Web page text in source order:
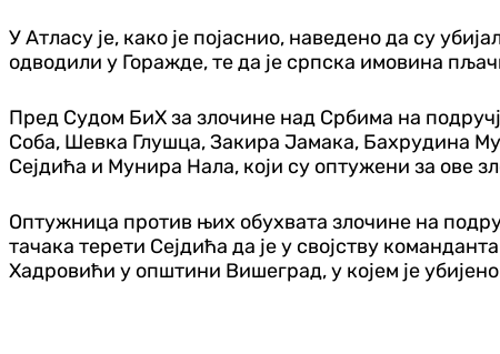
У Атласу је, како је појаснио, наведено да су
одводили у Горажде, те да је српска имовина
Пред Судом БиХ за злочине над Србима на
Соба, Шевка Глушца, Закира Јамака, Бахрудина
Сејдића и Мунира Нала, који су оптужени за ове
Оптужница против њих обухвата злочине на
тачака терети Сејдића да је у својству
Хадровићи у општини Вишеград, у којем је